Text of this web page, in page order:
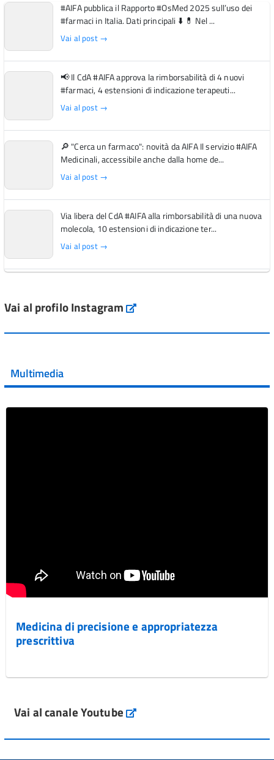
#AIFA pubblica il Rapporto #OsMed 2025 sull’uso dei
#farmaci in Italia. Dati principali ⬇️ 💊 Nel ...
Vai al post →
📢 Il CdA #AIFA approva la rimborsabilità di 4 nuovi
#farmaci, 4 estensioni di indicazione terapeuti...
Vai al post →
🔎 "Cerca un farmaco": novità da AIFA Il servizio #AIFA
Medicinali, accessibile anche dalla home de...
Vai al post →
Via libera del CdA #AIFA alla rimborsabilità di una nuova
molecola, 10 estensioni di indicazione ter...
Vai al post →
Vai al post →
Vai al post →
Vai al profilo Instagram Instagram
Multimedia
Medicina di precisione e appropriatezza
prescrittiva
Vai al canale Youtube